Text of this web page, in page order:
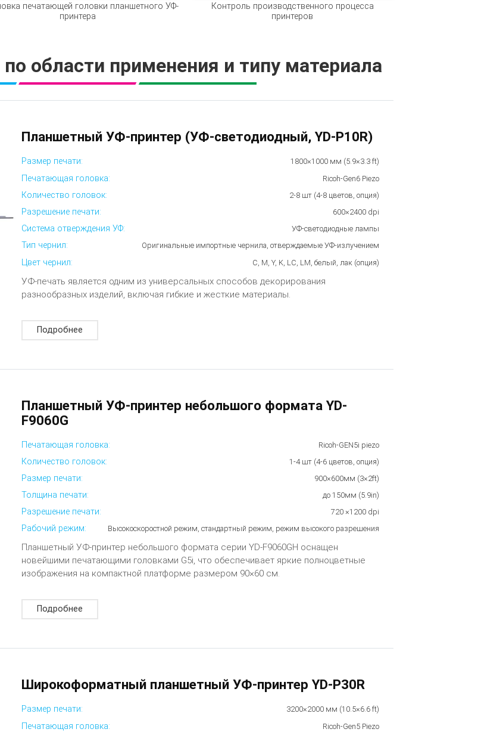
печатающей головки планшетного УФ-
принтера
Контроль производственного процесса
принтеров
области применения и типу материала
Планшетный УФ-принтер (УФ-светодиодный, YD-P10R)
Размер печати: 1800×1000 мм (5.9×3.3 ft)
Печатающая головка: Ricoh-Gen6 Piezo
Количество головок: 2-8 шт (4-8 цветов, опция)
Разрешение печати: 600×2400 dpi
Система отверждения УФ: УФ-светодиодные лампы
Тип чернил: Оригинальные импортные чернила, отверждаемые УФ-излучением
Цвет чернил: C, M, Y, K, LC, LM, белый, лак (опция)
УФ-печать является одним из универсальных способов декорирования
разнообразных изделий, включая гибкие и жесткие материалы.
Подробнее
Планшетный УФ-принтер небольшого формата YD-
F9060G
Печатающая головка: Ricoh-GEN5i piezo
Количество головок: 1-4 шт (4-6 цветов, опция)
Размер печати: 900×600мм (3×2ft)
Толщина печати: до 150мм (5.9in)
Разрешение печати: 720 ×1200 dpi
Рабочий режим: Высокоскоростной режим, стандартный режим, режим высокого разрешения
Планшетный УФ-принтер небольшого формата серии YD-F9060GH оснащен
новейшими печатающими головками G5i, что обеспечивает яркие полноцветные
изображения на компактной платформе размером 90×60 см.
Подробнее
Широкоформатный планшетный УФ-принтер YD-P30R
Размер печати: 3200×2000 мм (10.5×6.6 ft)
Печатающая головка: Ricoh-Gen5 Piezo